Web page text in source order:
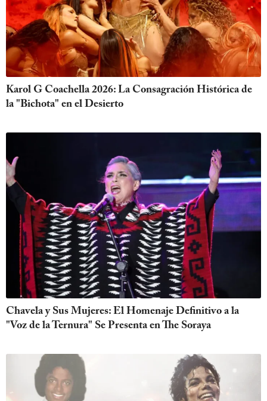
Karol G Coachella 2026: La Consagración Histórica de
la "Bichota" en el Desierto
Chavela y Sus Mujeres: El Homenaje Definitivo a la
"Voz de la Ternura" Se Presenta en The Soraya